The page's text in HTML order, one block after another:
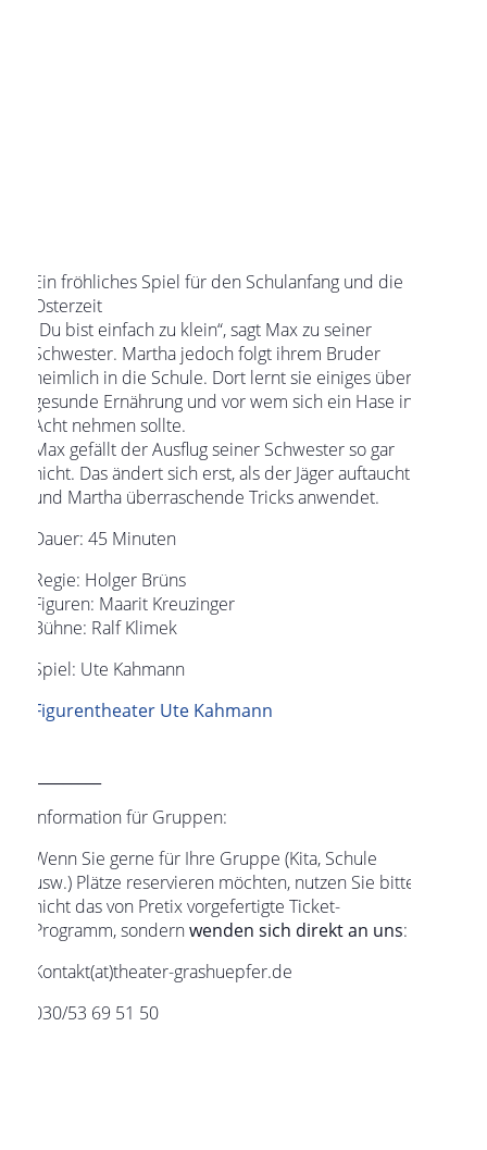
Ein fröhliches Spiel für den Schulanfang und die
Osterzeit
„Du bist einfach zu klein“, sagt Max zu seiner
Schwester. Martha jedoch folgt ihrem Bruder
heimlich in die Schule. Dort lernt sie einiges über
gesunde Ernährung und vor wem sich ein Hase in
Acht nehmen sollte.
Max gefällt der Ausflug seiner Schwester so gar
nicht. Das ändert sich erst, als der Jäger auftaucht
und Martha überraschende Tricks anwendet.
Dauer: 45 Minuten
Regie: Holger Brüns
Figuren: Maarit Kreuzinger
Bühne: Ralf Klimek
Spiel: Ute Kahmann
Figurentheater Ute Kahmann
Information für Gruppen:
Wenn Sie gerne für Ihre Gruppe (Kita, Schule
usw.) Plätze reservieren möchten, nutzen Sie bitte
nicht das von Pretix vorgefertigte Ticket-
Programm, sondernwenden sich direkt an uns:
Kontakt(at)theater-grashuepfer.de
030/53 69 51 50